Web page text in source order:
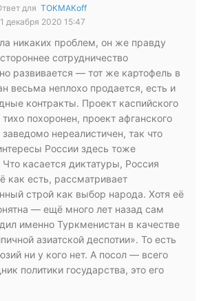
для ТОКМАКоff
декабря 2020 15:47
никаких проблем, он же правду
сотрудничество
развивается — тот же картофель в
весьма неплохо продается, есть и
контракты. Проект каспийского
тихо похоронен, проект афганского
заведомо нереалистичен, так что
России здесь тоже
касается диктатуры, Россия
как есть, рассматривает
строй как выбор народа. Хотя её
— ещё много лет назад сам
именно Туркменистан в качестве
азиатской деспотии». То есть
ни у кого нет. А посол — всего
политики государства, это его